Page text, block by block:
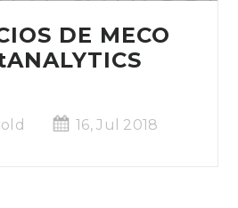
DE MECO
16, Jul 2018